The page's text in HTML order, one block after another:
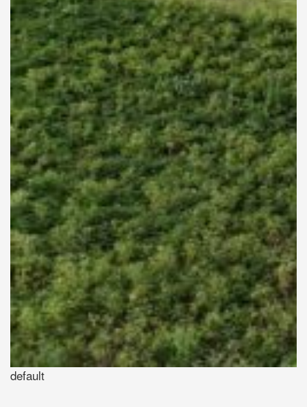
default